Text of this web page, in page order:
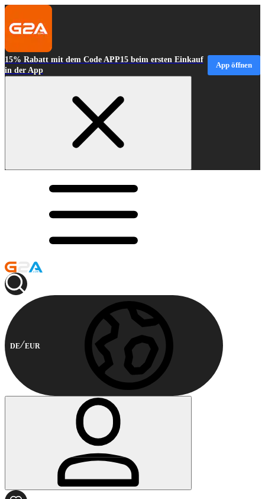
15% Rabatt mit dem Code APP15 beim ersten Einkauf
in der App
App öffnen
DE EUR